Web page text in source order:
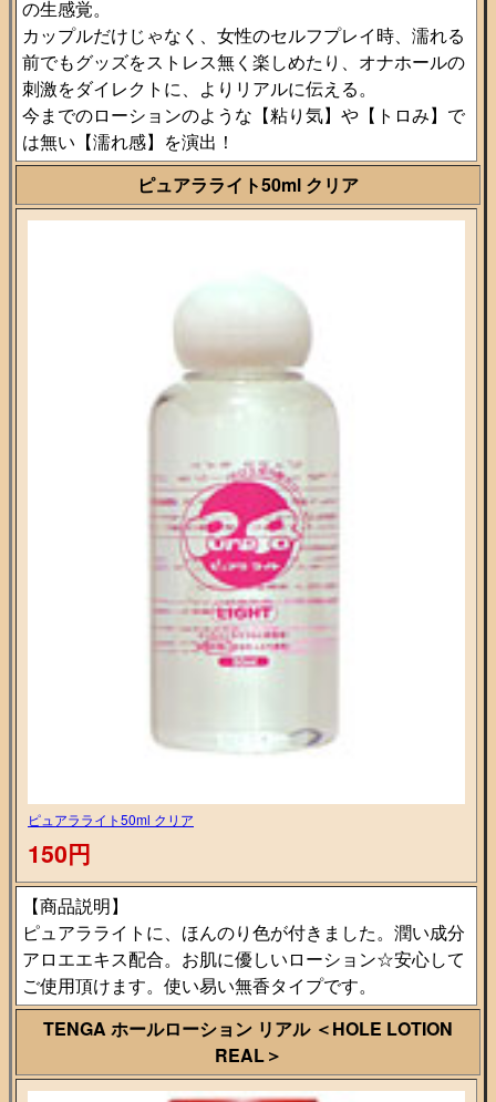
の生感覚。
カップルだけじゃなく、女性のセルフプレイ時、濡れる
前でもグッズをストレス無く楽しめたり、オナホールの
刺激をダイレクトに、よりリアルに伝える。
今までのローションのような【粘り気】や【トロみ】で
は無い【濡れ感】を演出！
ピュアラライト50ml クリア
ピュアラライト50ml クリア
150円
【商品説明】
ピュアラライトに、ほんのり色が付きました。潤い成分
アロエエキス配合。お肌に優しいローション☆安心して
ご使用頂けます。使い易い無香タイプです。
TENGA ホールローション リアル ＜HOLE LOTION
REAL＞